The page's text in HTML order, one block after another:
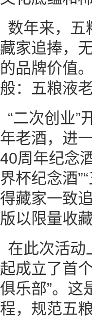
数年来，五
藏家追捧，
的品牌价值
般：五粮液
“二次创业”
年老酒，进
40周年纪念
界杯纪念酒
得藏家一致
版以限量收
在此次活动
起成立了首
俱乐部”。这
程，规范五